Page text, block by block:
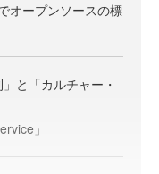
オープンソースの標
と「カルチャー・
」